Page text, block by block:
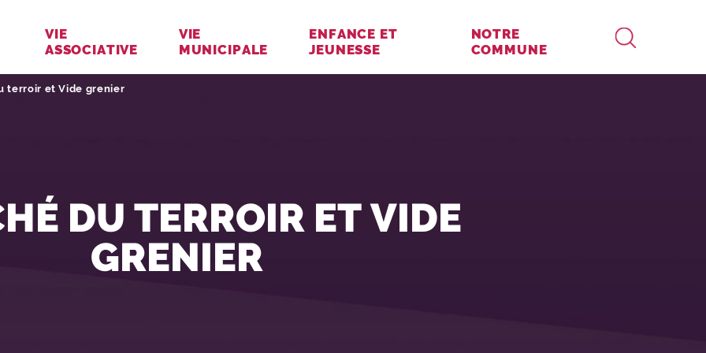
VIE
ASSOCIATIVE
VIE
MUNICIPALE
ENFANCE ET
JEUNESSE
NOTRE
COMMUNE
:
terroir et Vide grenier
DU TERROIR ET VIDE
GRENIER